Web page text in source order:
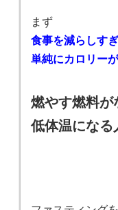
まず
食事を減らしす
単純にカロリー
燃やす燃料が
低体温になる